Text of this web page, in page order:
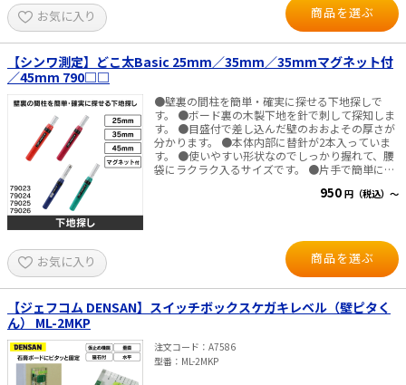
本体：アルミ 気泡管：アクリル ・付属物：エラス
トマー製サイドプロテクター付、蓄光シート、マ
グネット1個付 ・製品重量 BX2-S15M：142g BX2-
S30M：217g ※万が一気泡管の破損等による液漏
れで身体に液が付着した場合は直ちに清潔な水で
洗い流してください。目に入った場合は眼科医に
お気に入り 商品を選ぶ
【シンワ測定】どこ太Basic 25mm／35mm／35mmマグネット付
／45mm 790□□
●壁裏の間柱を簡単・確実に探せる下地探しで
す。 ●ボード裏の木製下地を針で刺して探知しま
す。 ●目盛付で差し込んだ壁のおおよその厚さが
分かります。 ●本体内部に替針が2本入っていま
す。 ●使いやすい形状なのでしっかり握れて、腰
袋にラクラク入るサイズです。 ●片手で簡単にロ
石）は金属の下地も探せます。壁厚13mm、天井
・針：ステンレス ・可動カバー：ポリカーボネー
ト樹脂・ABS樹脂・ステンレス・黄銅。
950 円（税込）～
お気に入り 商品を選ぶ
【ジェフコム DENSAN】スイッチボックスケガキレベル（壁ピタく
ん） ML-2MKP
注文コード
A7586
型番
ML-2MKP